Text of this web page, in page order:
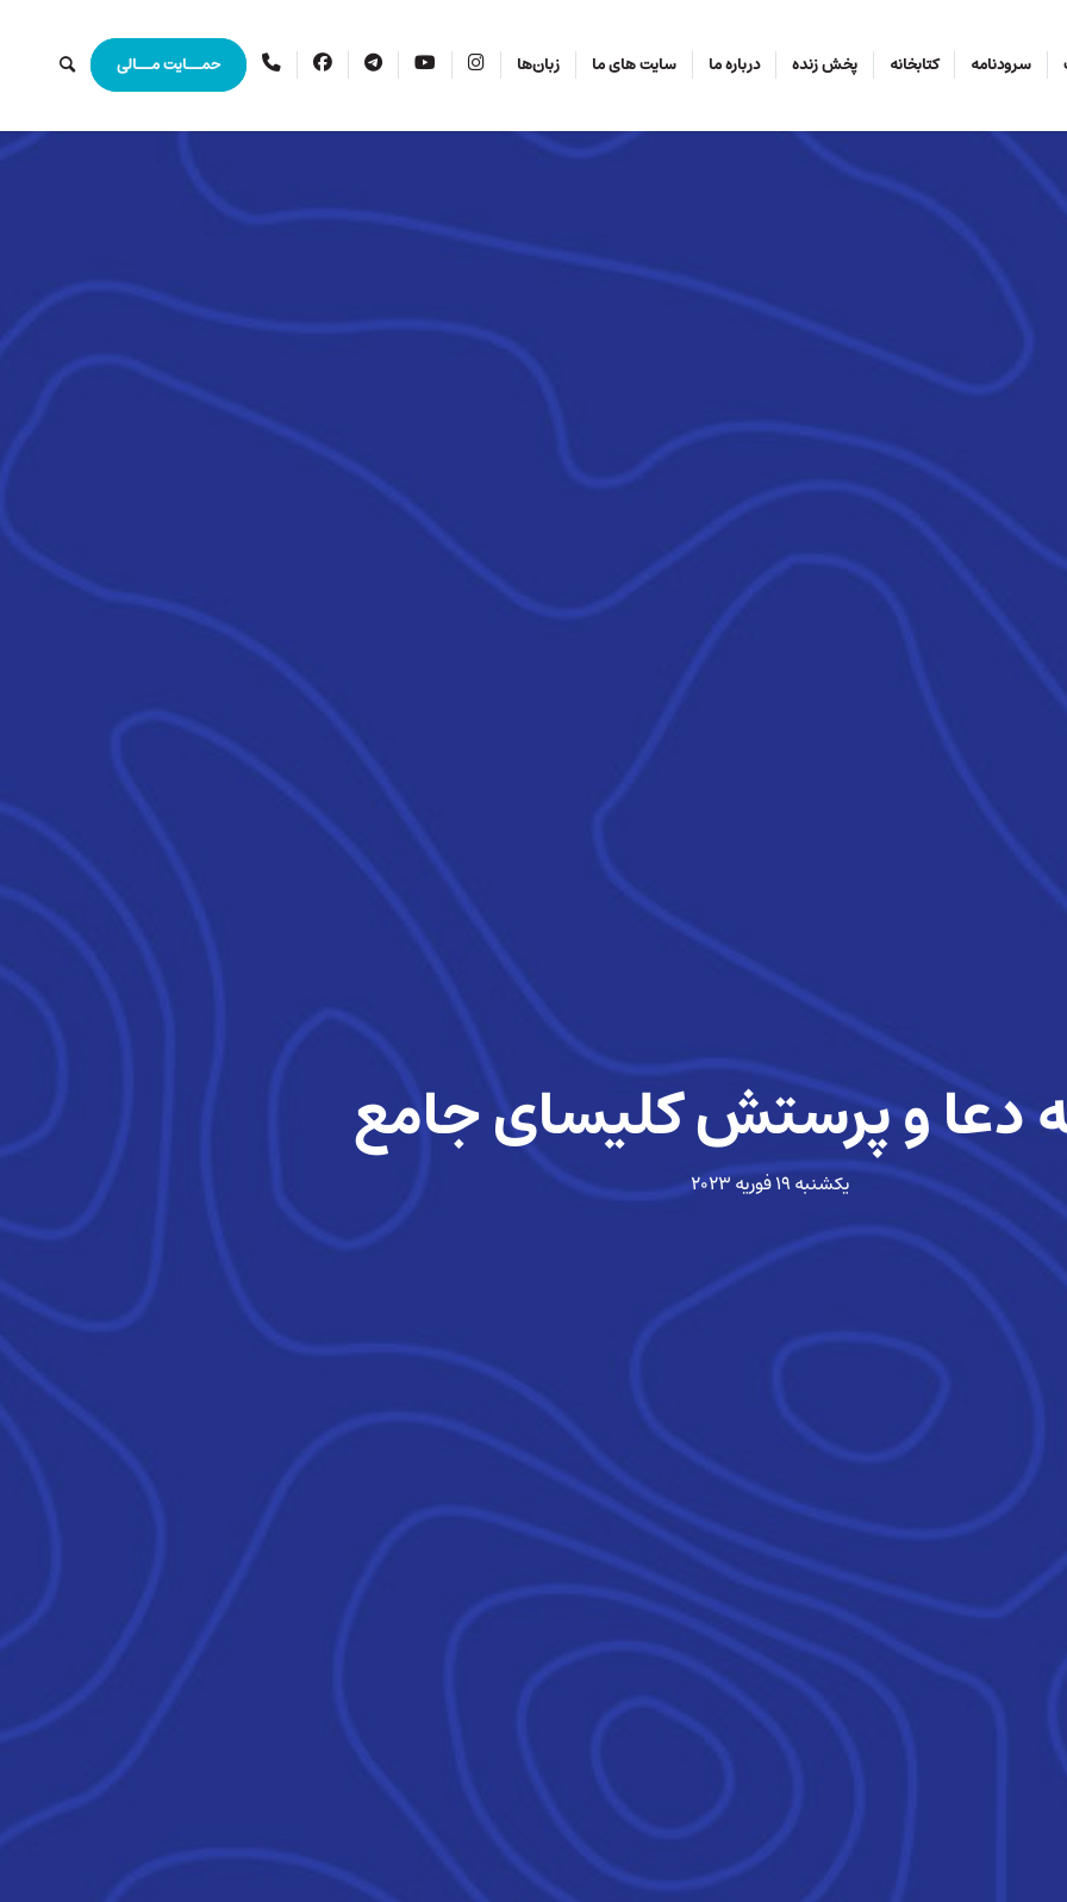
سرودنامه کتابخانه پخش زنده درباره ما سایت های ما زبان‌ها اینستاگرامیوتیوبتلگرام فیس ارتباط
ما
حمــایت مــالی
دعا و پرستش کلیسای جامع
یکشنبه ۱۹ فوریه ۲۰۲۳